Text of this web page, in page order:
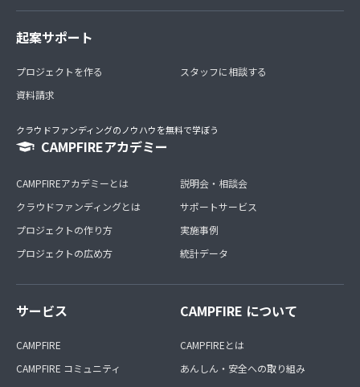
起案サポート
プロジェクトを作る
資料請求
スタッフに相談する
クラウドファンディングのノウハウを無料で学ぼう
CAMPFIREアカデミー
CAMPFIREアカデミーとは
クラウドファンディングとは
プロジェクトの作り方
プロジェクトの広め方
説明会・相談会
サポートサービス
実施事例
統計データ
サービス
CAMPFIRE
CAMPFIRE コミュニティ
CAMPFIRE について
CAMPFIREとは
あんしん・安全への取り組み